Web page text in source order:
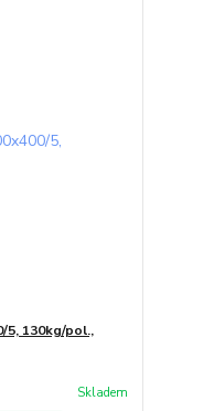
5, 130kg/pol.,
Skladem